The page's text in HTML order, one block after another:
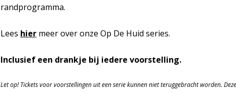
randprogramma.
Lees hier meer over onze Op De Huid series.
Inclusief een drankje bij iedere voorstelling.
Let op! Tickets voor voorstellingen uit een serie kunnen niet teruggebracht worden.